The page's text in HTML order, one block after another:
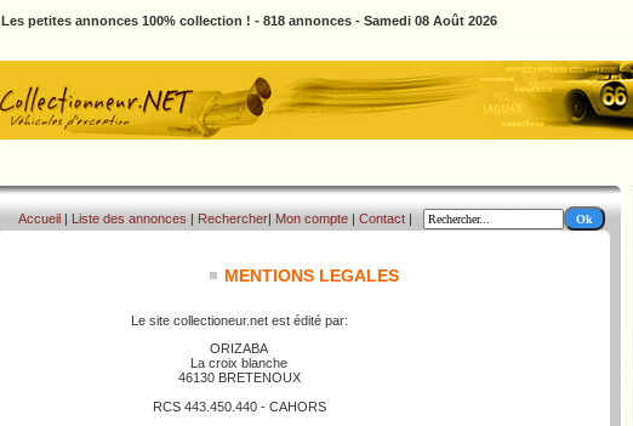
Les petites annonces 100% collection ! - 818 annonces - Samedi 08 Août 2026
Accueil | Liste des annonces | Rechercher| Mon compte | Contact |
MENTIONS LEGALES
Le site collectioneur.net est édité par:
ORIZABA
La croix blanche
46130 BRETENOUX
RCS 443.450.440 - CAHORS